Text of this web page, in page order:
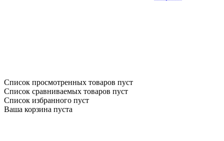
Список просмотренных товаров пуст
Список сравниваемых товаров пуст
Список избранного пуст
Ваша корзина пуста